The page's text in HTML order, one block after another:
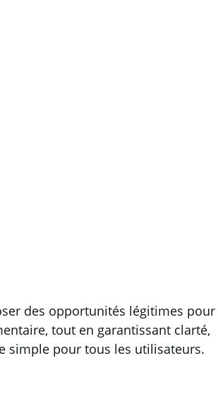
des opportunités légitimes pour
tout en garantissant clarté,
simple pour tous les utilisateurs.